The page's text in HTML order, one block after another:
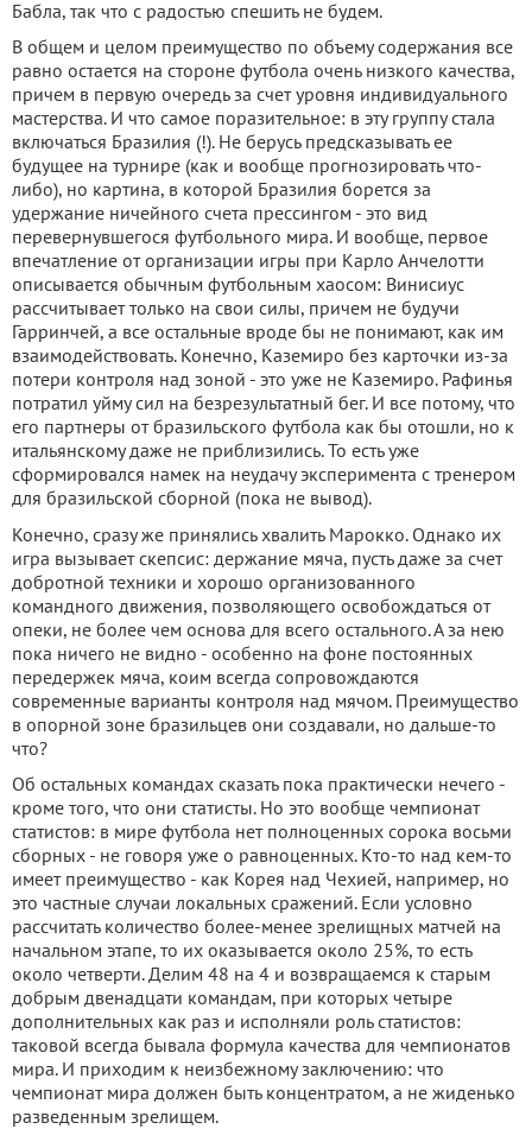
Бабла, так что с радостью спешить не будем.
В общем и целом преимущество по объему содержания все
равно остается на стороне футбола очень низкого качества,
причем в первую очередь за счет уровня индивидуального
мастерства. И что самое поразительное: в эту группу стала
включаться Бразилия (!). Не берусь предсказывать ее
будущее на турнире (как и вообще прогнозировать что-
либо), но картина, в которой Бразилия борется за
удержание ничейного счета прессингом - это вид
перевернувшегося футбольного мира. И вообще, первое
впечатление от организации игры при Карло Анчелотти
описывается обычным футбольным хаосом: Винисиус
рассчитывает только на свои силы, причем не будучи
Гарринчей, а все остальные вроде бы не понимают, как им
взаимодействовать. Конечно, Каземиро без карточки из-за
потери контроля над зоной - это уже не Каземиро. Рафинья
потратил уйму сил на безрезультатный бег. И все потому, что
его партнеры от бразильского футбола как бы отошли, но к
итальянскому даже не приблизились. То есть уже
сформировался намек на неудачу эксперимента с тренером
для бразильской сборной (пока не вывод).
Конечно, сразу же принялись хвалить Марокко. Однако их
игра вызывает скепсис: держание мяча, пусть даже за счет
добротной техники и хорошо организованного
командного движения, позволяющего освобождаться от
опеки, не более чем основа для всего остального. А за нею
пока ничего не видно - особенно на фоне постоянных
передержек мяча, коим всегда сопровождаются
современные варианты контроля над мячом. Преимущество
в опорной зоне бразильцев они создавали, но дальше-то
что?
Об остальных командах сказать пока практически нечего -
кроме того, что они статисты. Но это вообще чемпионат
статистов: в мире футбола нет полноценных сорока восьми
сборных - не говоря уже о равноценных. Кто-то над кем-то
имеет преимущество - как Корея над Чехией, например, но
это частные случаи локальных сражений. Если условно
рассчитать количество более-менее зрелищных матчей на
начальном этапе, то их оказывается около 25%, то есть
около четверти. Делим 48 на 4 и возвращаемся к старым
добрым двенадцати командам, при которых четыре
дополнительных как раз и исполняли роль статистов:
таковой всегда бывала формула качества для чемпионатов
мира. И приходим к неизбежному заключению: что
чемпионат мира должен быть концентратом, а не жиденько
разведенным зрелищем.